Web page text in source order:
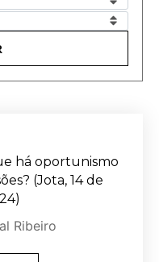
há oportunismo
(Jota, 14 de
Ribeiro